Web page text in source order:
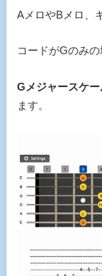
AメロやBメロ、
コードがGのみ
Gメジャースケー
ます。